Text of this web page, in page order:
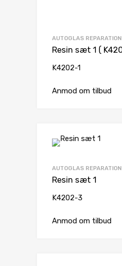
AUTOGLAS REPARATION
K4202-1
Anmod om tilbud
AUTOGLAS REPARATION
Resin sæt 1
K4202-3
Anmod om tilbud